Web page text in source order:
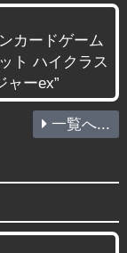
カードゲーム
ト ハイクラス
ャーex”
一覧へ...